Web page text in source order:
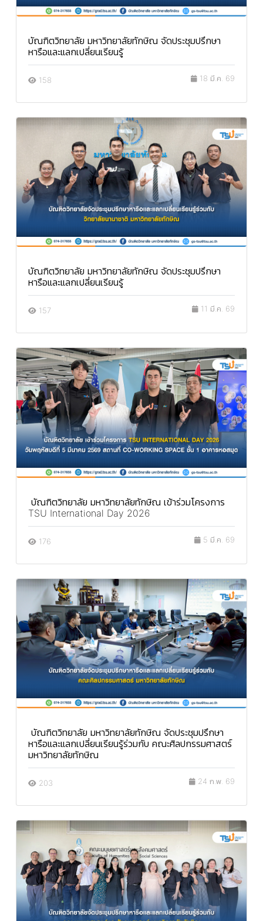
บัณฑิตวิทยาลัย มหาวิทยาลัยทักษิณ จัดประชุมปรึกษา
หารือและแลกเปลี่ยนเรียนรู้
158 18 มี.ค. 69
บัณฑิตวิทยาลัย มหาวิทยาลัยทักษิณ จัดประชุมปรึกษา
หารือและแลกเปลี่ยนเรียนรู้
157 11 มี.ค. 69
บัณฑิตวิทยาลัย มหาวิทยาลัยทักษิณ เข้าร่วมโครงการ
TSU International Day 2026
176 5 มี.ค. 69
บัณฑิตวิทยาลัย มหาวิทยาลัยทักษิณ จัดประชุมปรึกษา
หารือและแลกเปลี่ยนเรียนรู้ร่วมกับ คณะศิลปกรรมศาสตร์
มหาวิทยาลัยทักษิณ
203 24 ก.พ. 69